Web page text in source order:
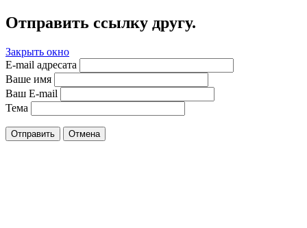
Отправить ссылку другу.
Закрыть окно
E-mail адресата
Ваше имя
Ваш E-mail
Тема
Отправить Отмена